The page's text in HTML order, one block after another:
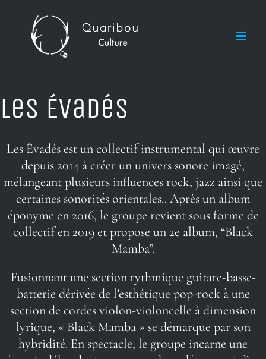
content
Les Évadés
Les Évadés est un collectif instrumental qui œuvre
depuis 2014 à créer un univers sonore imagé,
mélangeant plusieurs influences rock, jazz ainsi que
certaines sonorités orientales.. Après un album
éponyme en 2016, le groupe revient sous forme de
collectif en 2019 et propose un 2e album, “Black
Mamba”.
Fusionnant une section rythmique guitare-basse-
batterie dérivée de l’esthétique pop-rock à une
section de cordes violon-violoncelle à dimension
lyrique, « Black Mamba » se démarque par son
hybridité. En spectacle, le groupe incarne une